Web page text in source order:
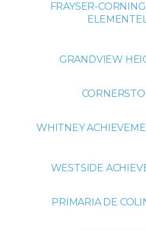
FRAYSER-
GRANDVIEW
WHITNEY
WESTSIDE
PRIMARIA DE